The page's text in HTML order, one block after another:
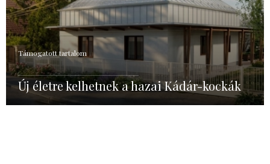
Támogatott tartalom
Új életre kelhetnek a hazai Kádár-kockák